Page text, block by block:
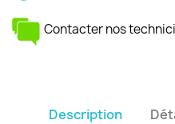
Contacter nos
Description